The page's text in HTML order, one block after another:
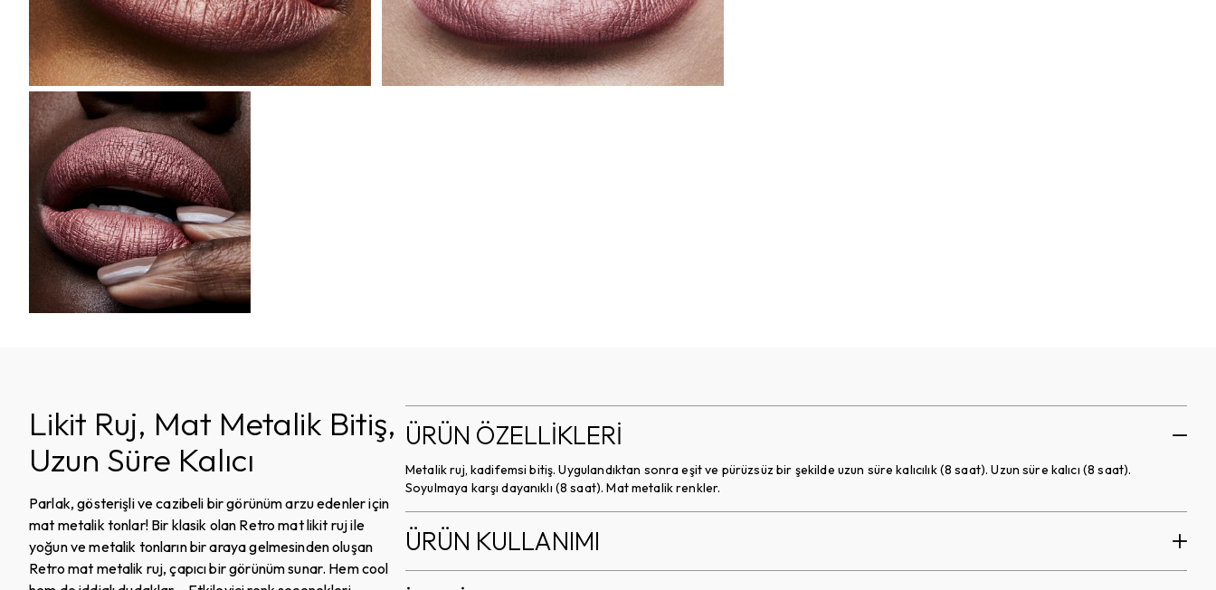
Likit Ruj, Mat Metalik Bitiş,
Uzun Süre Kalıcı
Parlak, gösterişli ve cazibeli bir görünüm arzu edenler için
mat metalik tonlar! Bir klasik olan Retro mat likit ruj ile
yoğun ve metalik tonların bir araya gelmesinden oluşan
Retro mat metalik ruj, çapıcı bir görünüm sunar. Hem cool
ÜRÜN ÖZELLİKLERİ
Metalik ruj, kadifemsi bitiş. Uygulandıktan sonra eşit ve pürüzsüz bir şekilde uzun süre kalıcılık (8 saat). Uzun süre kalıcı (8 saat).
Soyulmaya karşı dayanıklı (8 saat). Mat metalik renkler.
ÜRÜN KULLANIMI